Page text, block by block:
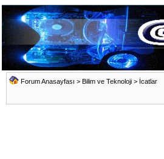
Forum Anasayfası > Bilim ve Teknoloji > İcatlar